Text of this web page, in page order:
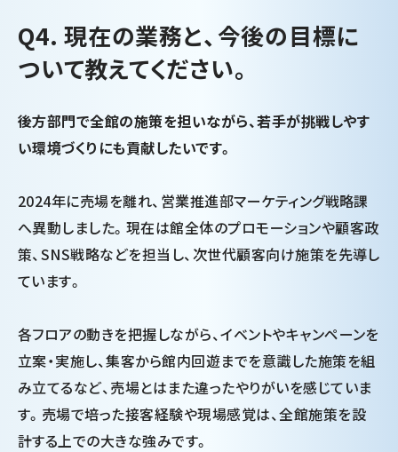
Q4. 現在の業務と、今後の目標に
ついて教えてください。
後方部門で全館の施策を担いながら、若手が挑戦しやす
い環境づくりにも貢献したいです。
2024年に売場を離れ、営業推進部マーケティング戦略課
へ異動しました。現在は館全体のプロモーションや顧客政
策、SNS戦略などを担当し、次世代顧客向け施策を先導し
ています。
各フロアの動きを把握しながら、イベントやキャンペーンを
立案・実施し、集客から館内回遊までを意識した施策を組
み立てるなど、売場とはまた違ったやりがいを感じていま
す。売場で培った接客経験や現場感覚は、全館施策を設
計する上での大きな強みです。